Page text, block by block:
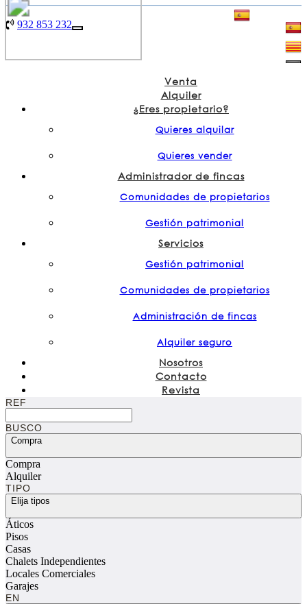
932 853 232
Toggle
Venta
Alquiler
¿Eres propietario?
Quieres alquilar
Quieres vender
Administrador de fincas
Comunidades de propietarios
Gestión patrimonial
Servicios
Gestión patrimonial
Comunidades de propietarios
Administración de fincas
Alquiler seguro
Nosotros
Contacto
Revista
REF
BUSCO
Compra
Compra
Alquiler
TIPO
Elija tipos
Áticos
Pisos
Casas
Chalets Independientes
Locales Comerciales
Garajes
EN